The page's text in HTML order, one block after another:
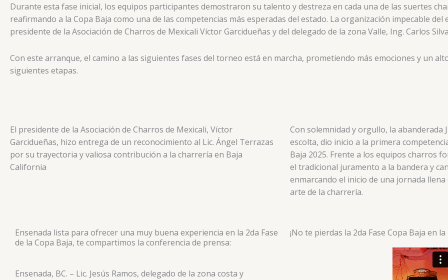
Durante esta fase inicial, los equipos participantes demostraron su talento y destreza en cada una de las suertes
reafirmando a la Copa Baja como una de las competencias más esperadas del estado. La organización impecable
presidente de la Asociación de Charros de Mexicali Víctor Garcidueñas y del delegado de la zona Valle, Ing. Carlos
Con este arranque, el camino a las siguientes fases del torneo está en marcha, prometiendo más emociones y un
siguientes etapas.
El presidente de la Asociación de Charros de Mexicali, Víctor
Garcidueñas, hizo entrega de un reconocimiento al Lic. Ángel Terrazas
por su trayectoria y valiosa contribución a la charrería en Baja
California
Con solemnidad y orgullo, la abanderada
escolta, dio inicio a la primera
Baja 2025. Frente a los equipos charros
el tradicional juramento a la bandera y
enmarcando el inicio de una jornada
arte de la charrería.
Ensenada lista para ofrecer una muy buena experiencia en la 2da Fase
de la Copa Baja, te compartimos la conferencia de prensa:
Ensenada, BC. – Lic. Jesús Ramos, delegado de la zona costa y
¡No te pierdas la 2da Fase Copa Baja en